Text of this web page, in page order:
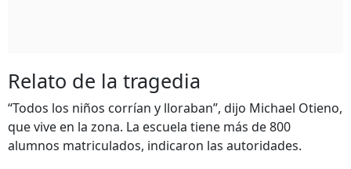
Relato de la tragedia
“Todos los niños corrían y lloraban”, dijo Michael Otieno,
que vive en la zona. La escuela tiene más de 800
alumnos matriculados, indicaron las autoridades.